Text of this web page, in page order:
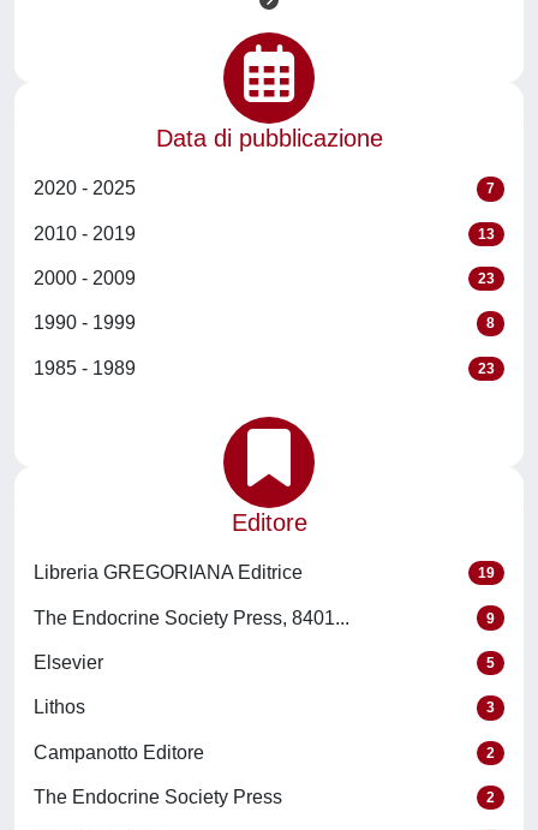
Data di pubblicazione
2020 - 2025 7
2010 - 2019 13
2000 - 2009 23
1990 - 1999 8
1985 - 1989 23
Editore
Libreria GREGORIANA Editrice 19
The Endocrine Society Press, 8401... 9
Elsevier 5
Lithos 3
Campanotto Editore 2
The Endocrine Society Press 2